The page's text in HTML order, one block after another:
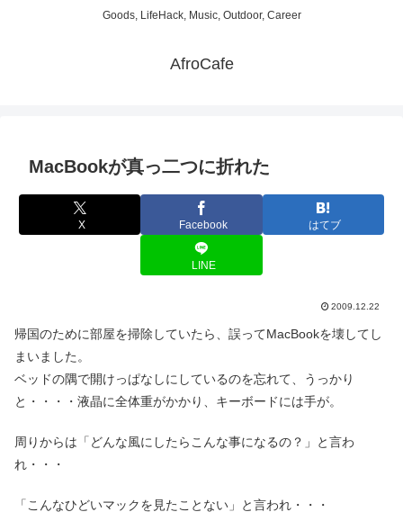
Goods, LifeHack, Music, Outdoor, Career
AfroCafe
MacBookが真っ二つに折れた
X Facebook はてブ
LINE
2009.12.22
帰国のために部屋を掃除していたら、誤ってMacBookを壊してし
まいました。
ベッドの隅で開けっぱなしにしているのを忘れて、うっかり
と・・・・液晶に全体重がかかり、キーボードには手が。
周りからは「どんな風にしたらこんな事になるの？」と言わ
れ・・・
「こんなひどいマックを見たことない」と言われ・・・